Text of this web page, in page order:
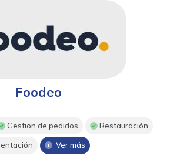
Foodeo
Gestión de pedidos Restauración
Ver más